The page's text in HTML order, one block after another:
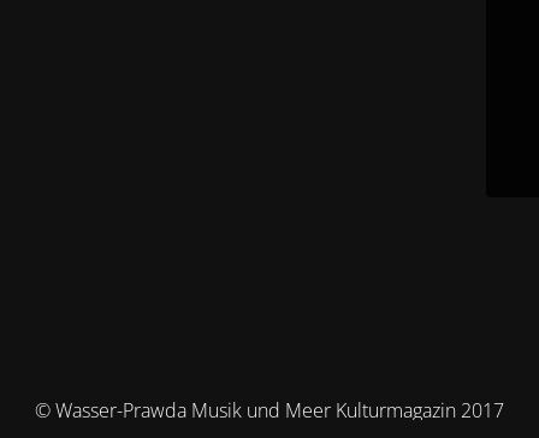
© Wasser-Prawda Musik und Meer Kulturmagazin 2017